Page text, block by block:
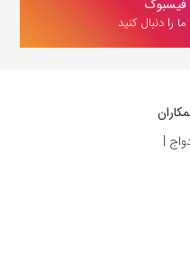
فیسبوک
ما را دنبال کنید
|